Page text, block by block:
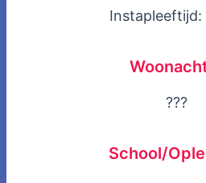
Instapleeftijd:
???
School/